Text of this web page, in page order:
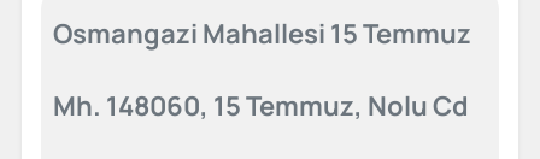
Osmangazi Mahallesi 15 Temmuz
Mh. 148060, 15 Temmuz, Nolu Cd